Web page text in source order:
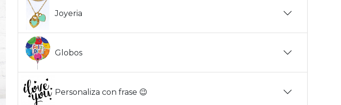
Joyeria
Globos
Personaliza con frase 😉